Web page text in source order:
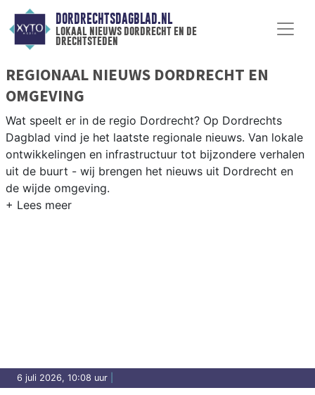
DORDRECHTSDAGBLAD.NL
lokaal nieuws dordrecht en de
drechtsteden
REGIONAAL NIEUWS DORDRECHT EN
OMGEVING
Wat speelt er in de regio Dordrecht? Op Dordrechts
Dagblad vind je het laatste regionale nieuws. Van lokale
ontwikkelingen en infrastructuur tot bijzondere verhalen
uit de buurt - wij brengen het nieuws uit Dordrecht en
de wijde omgeving.
6 juli 2026, 10:08 uur